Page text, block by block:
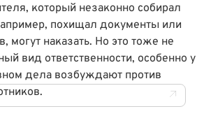
который незаконно собирал
похищал документы или
могут наказать. Но это тоже не
вид ответственности, особенно у
дела возбуждают против